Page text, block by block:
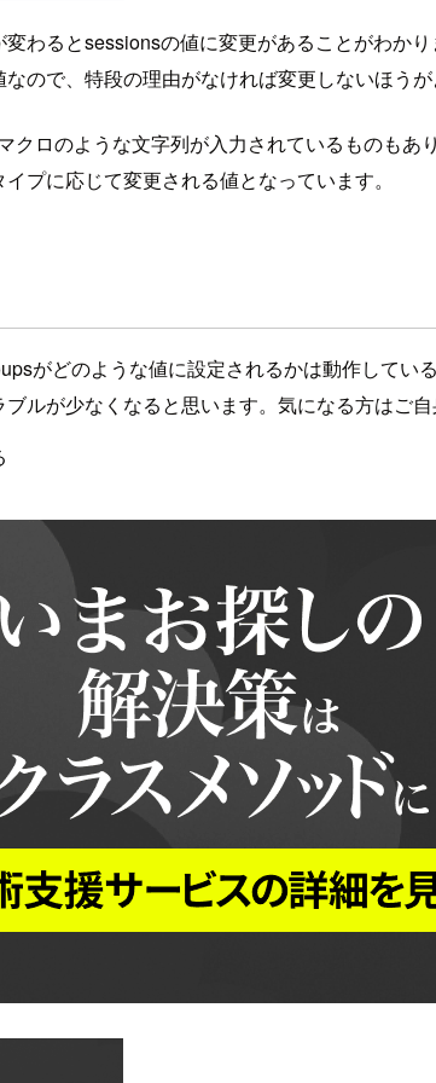
わるとsessionsの値に変更があることがわか
ので、特段の理由がなければ変更しないほう
クロのような文字列が入力されているものもあ
プに応じて変更される値となっています。
がどのような値に設定されるかは動作して
ルが少なくなると思います。気になる方はご自